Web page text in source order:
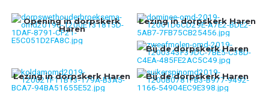
Opening in dorpskerk
Haren
Lezing in dorpskerk Haren
Bij de dorpskerk Haren
Lezing in dorpskerk Haren Bij de dorpskerk Haren